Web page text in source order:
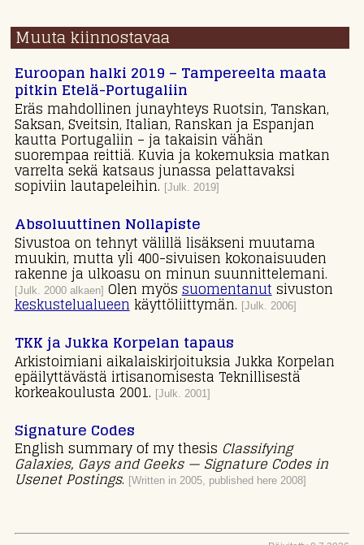
Muuta kiinnostavaa
Euroopan halki 2019 – Tampereelta maata
pitkin Etelä-Portugaliin
Eräs mahdollinen junayhteys Ruotsin, Tanskan,
Saksan, Sveitsin, Italian, Ranskan ja Espanjan
kautta Portugaliin – ja takaisin vähän
suorempaa reittiä. Kuvia ja kokemuksia matkan
varrelta sekä katsaus junassa pelattavaksi
sopiviin lautapeleihin. [Julk. 2019]
Absoluuttinen Nollapiste
Sivustoa on tehnyt välillä lisäkseni muutama
muukin, mutta yli 400-sivuisen kokonaisuuden
rakenne ja ulkoasu on minun suunnittelemani.
[Julk. 2000 alkaen] Olen myös suomentanut sivuston
keskustelualueen käyttöliittymän. [Julk. 2006]
TKK ja Jukka Korpelan tapaus
Arkistoimiani aikalaiskirjoituksia Jukka Korpelan
epäilyttävästä irtisanomisesta Teknillisestä
korkeakoulusta 2001. [Julk. 2001]
Signature Codes
English summary of my thesis Classifying
Galaxies, Gays and Geeks — Signature Codes in
Usenet Postings. [Written in 2005, published here 2008]